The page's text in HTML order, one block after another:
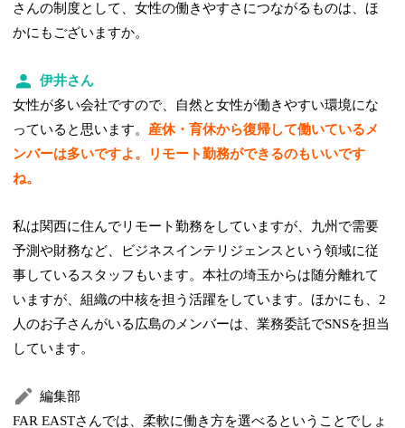
さんの制度として、女性の働きやすさにつながるものは、ほ
かにもございますか。
伊井さん
女性が多い会社ですので、自然と女性が働きやすい環境にな
っていると思います。 産休・育休から復帰して働いているメ
ンバーは多いですよ。リモート勤務ができるのもいいです
ね。
私は関西に住んでリモート勤務をしていますが、九州で需要
予測や財務など、ビジネスインテリジェンスという領域に従
事しているスタッフもいます。本社の埼玉からは随分離れて
いますが、組織の中核を担う活躍をしています。ほかにも、2
人のお子さんがいる広島のメンバーは、業務委託でSNSを担当
しています。
編集部
FAR EASTさんでは、柔軟に働き方を選べるということでしょ